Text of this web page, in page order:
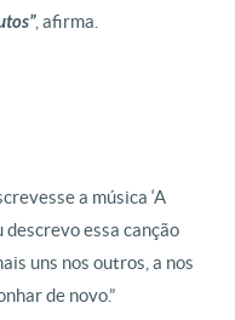
, afirma.
a música ‘A
descrevo essa canção
uns nos outros, a nos
de novo.”